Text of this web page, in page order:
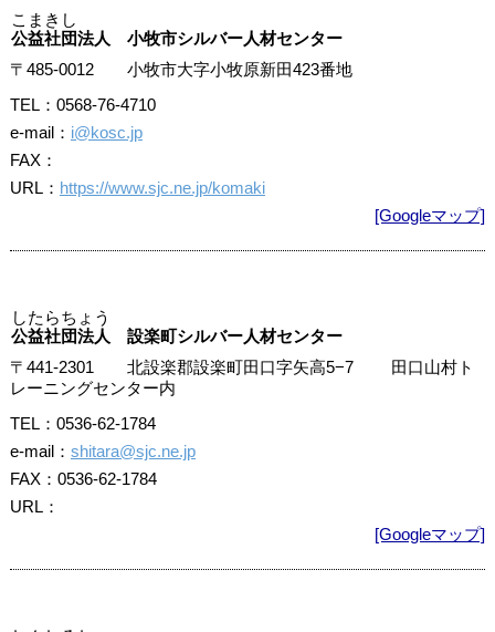
こまきし
公益社団法人 小牧市シルバー人材センター
〒485-0012 小牧市大字小牧原新田423番地
TEL：0568-76-4710
e-mail： i@kosc.jp
FAX：
URL： https://www.sjc.ne.jp/komaki
[Googleマップ]
したらちょう
公益社団法人 設楽町シルバー人材センター
〒441-2301 北設楽郡設楽町田口字矢高5−7 田口山村ト
レーニングセンター内
TEL：0536-62-1784
e-mail： shitara@sjc.ne.jp
FAX：0536-62-1784
URL：
[Googleマップ]